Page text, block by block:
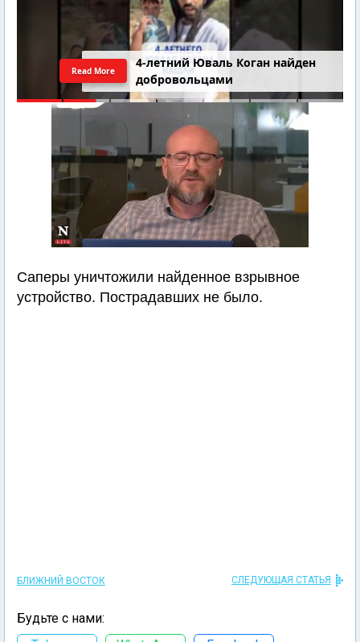
4-летний Юваль Коган найден
добровольцами
Read More
Саперы уничтожили найденное взрывное
устройство. Пострадавших не было.
БЛИЖНИЙ ВОСТОК СЛЕДУЮЩАЯ СТАТЬЯ
Будьте с нами: